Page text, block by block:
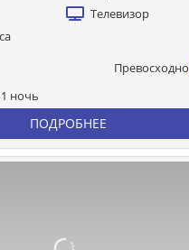
Телевизор
Превосходно
ночь
ПОДРОБНЕЕ